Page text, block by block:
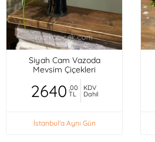
Siyah Cam Vazoda
Mevsim Çiçekleri
2640 ,00
TL
KDV
Dahil
İstanbul'a Aynı Gün